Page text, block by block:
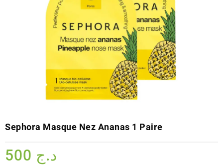
Sephora Masque Nez Ananas 1 Paire
د.ج